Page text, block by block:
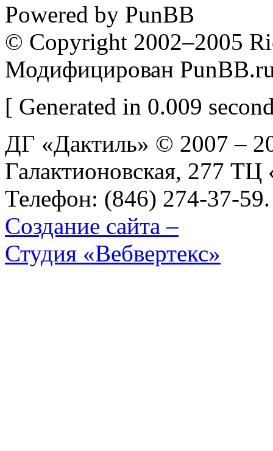
Powered by PunBB
© Copyright 2002–2005
Модифицирован
[ Generated in 0.009
ДГ «Дактиль» © 2007 –
Галактионовская, 277
Телефон: (846) 274-37-
Создание сайта –
Студия «Вебвертекс»